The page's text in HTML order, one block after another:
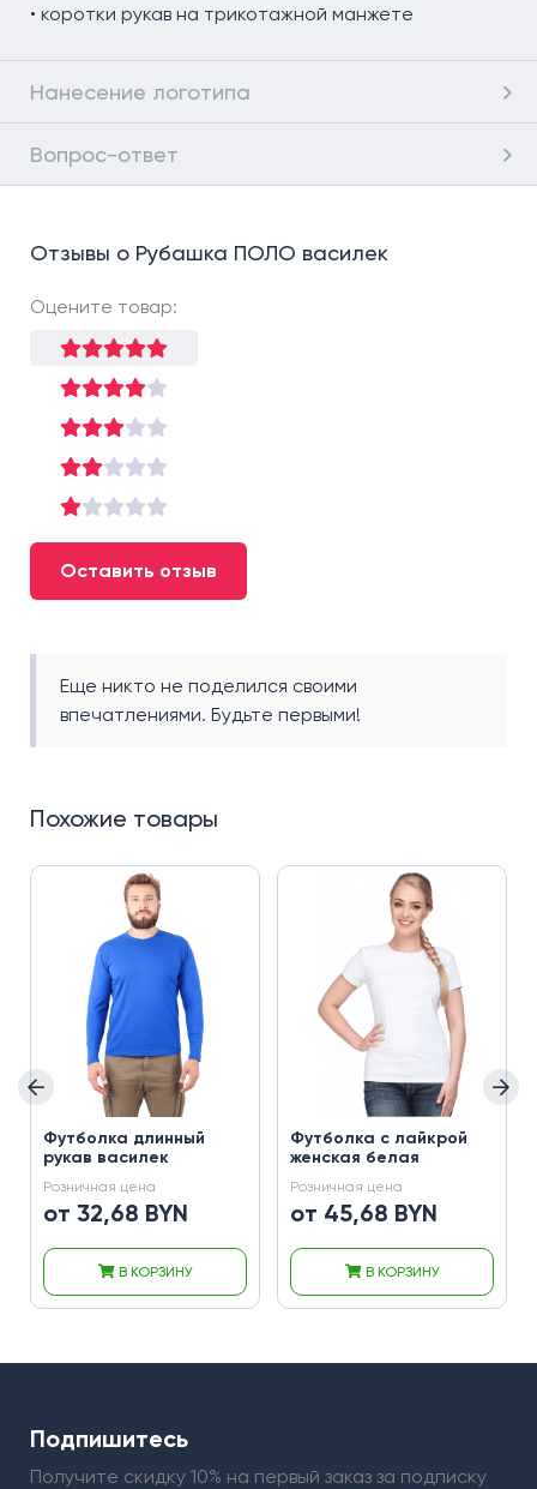
• коротки рукав на трикотажной манжете
Нанесение логотипа
Вопрос-ответ
Отзывы о Рубашка ПОЛО василек
Оцените товар:
Оставить отзыв
Еще никто не поделился своими
впечатлениями. Будьте первыми!
Похожие товары
Футболка длинный
рукав василек
Розничная цена
от 32,68 BYN
В КОРЗИНУ
Футболка с лайкрой
женская белая
Розничная цена
от 45,68 BYN
В КОРЗИНУ
Подпишитесь
Получите скидку 10% на первый заказ за подписку